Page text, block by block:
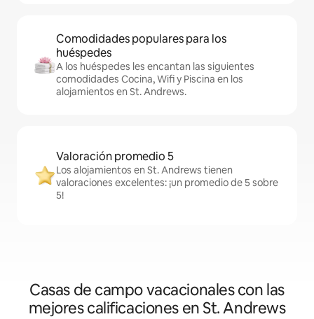
Comodidades populares para los
huéspedes
A los huéspedes les encantan las siguientes
comodidades Cocina, Wifi y Piscina en los
alojamientos en St. Andrews.
Valoración promedio 5
Los alojamientos en St. Andrews tienen
valoraciones excelentes: ¡un promedio de 5 sobre
5!
Casas de campo vacacionales con las
mejores calificaciones en St. Andrews